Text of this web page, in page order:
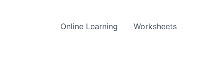
Online Learning Worksheets